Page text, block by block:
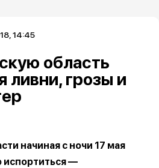
14:45
область
ливни, грозы и
начиная с ночи 17 мая
испортиться —